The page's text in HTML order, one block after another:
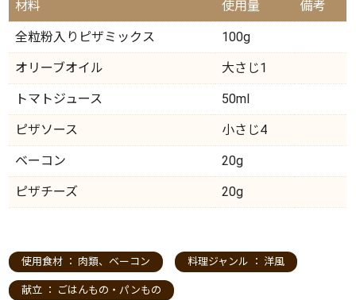
材料 使用量 備考
全粒粉入りピザミックス 100g
オリーブオイル 大さじ1
トマトジュース 50ml
ピザソース 小さじ4
ベーコン 20g
ピザチーズ 20g
使用食材 ： 肉類、 ベーコン 料理ジャンル ： 洋風
献立 ： ごはんもの・パンもの